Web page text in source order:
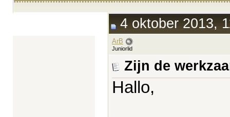
4 oktober 2013,
ArB
Juniorlid
Zijn de
Hallo,